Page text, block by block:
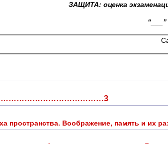
ЗАЩИТА: оценка
пространства. Воображение, память и их